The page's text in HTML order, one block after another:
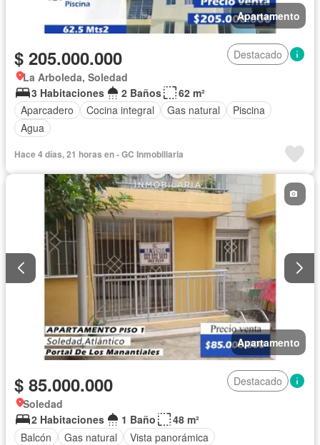
Apartamento
$ 205.000.000
Destacado
La Arboleda, Soledad
3 Habitaciones
2 Baños
62 m²
Aparcadero
Cocina integral Gas natural
Piscina
Agua
Hace 4 días, 21 horas en - GC Inmobiliaria
Apartamento
$ 85.000.000
Destacado
Soledad
2 Habitaciones
1 Baño
48 m²
Balcón
Gas natural Vista panorámica